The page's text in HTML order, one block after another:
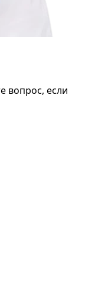
вопрос, если